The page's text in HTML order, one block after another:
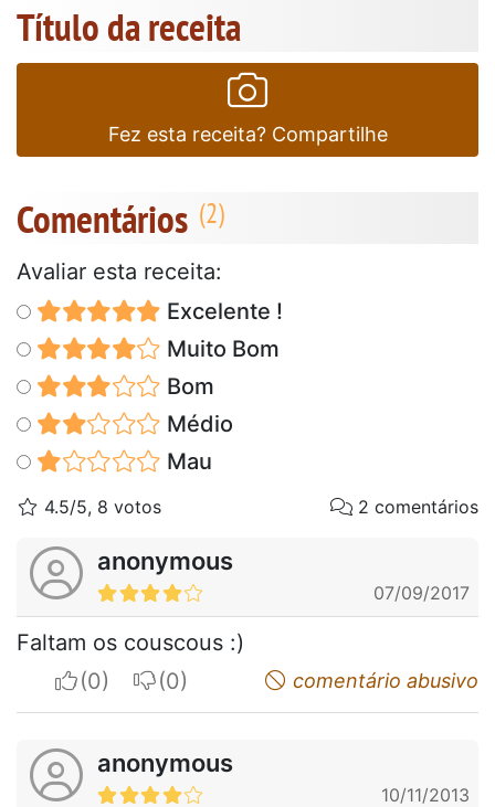
Título da receita
Fez esta receita? Compartilhe
Comentários
Avaliar esta receita:
Excelente !
Muito Bom
Bom
Médio
Mau
4.5/5, 8 votos 2 comentários
anonymous
07/09/2017
Faltam os couscous :)
I apreciateI do not appreciatecomentário abusivo
anonymous
10/11/2013